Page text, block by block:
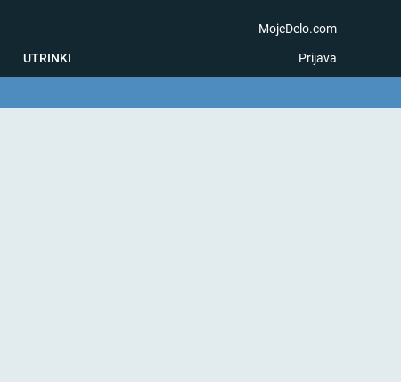
UTRINKI
MojeDelo.com
Prijava